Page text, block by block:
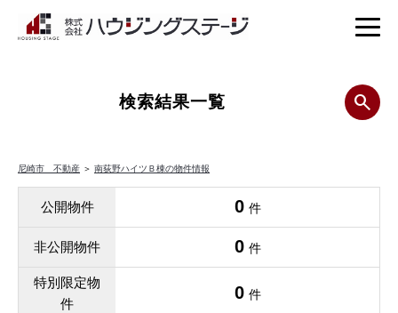
検索結果一覧
尼崎市 不動産 ＞ 南荻野ハイツＢ棟の物件情報
公開物件 0 件
非公開物件 0 件
特別限定物
件
0 件